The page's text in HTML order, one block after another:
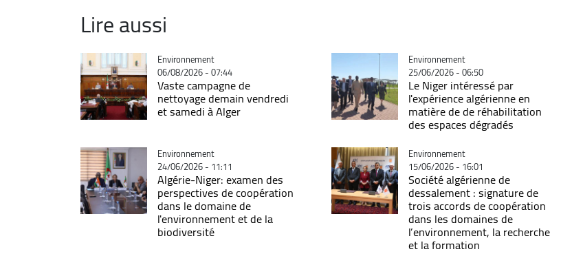
Lire aussi
Catégorie
Environnement
06/08/2026 - 07:44
Vaste campagne de
nettoyage demain vendredi
et samedi à Alger
Catégorie
Environnement
25/06/2026 - 06:50
Le Niger intéressé par
l'expérience algérienne en
matière de de réhabilitation
des espaces dégradés
Catégorie
Environnement
24/06/2026 - 11:11
Algérie-Niger: examen des
perspectives de coopération
dans le domaine de
l'environnement et de la
biodiversité
Catégorie
Environnement
15/06/2026 - 16:01
Société algérienne de
dessalement : signature de
trois accords de coopération
dans les domaines de
l’environnement, la recherche
et la formation